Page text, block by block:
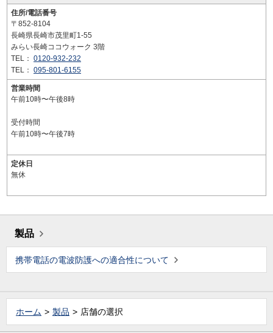
住所/電話番号
〒852-8104
長崎県長崎市茂里町1-55
みらい長崎ココウォーク 3階
TEL： 0120-932-232
TEL： 095-801-6155
営業時間
午前10時〜午後8時
受付時間
午前10時〜午後7時
定休日
無休
製品
携帯電話の電波防護への適合性について
ホーム 製品 店舗の選択